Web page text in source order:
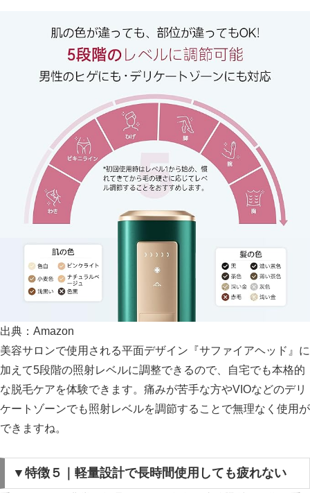
出典：Amazon
美容サロンで使用される平面デザイン『サファイアヘッド』に
加えて5段階の照射レベルに調整できるので、自宅でも本格的
な脱毛ケアを体験できます。 痛みが苦手な方やVIOなどのデリ
ケートゾーンでも照射レベルを調節することで無理なく使用が
できますね。
▼特徴５｜軽量設計で長時間使用しても疲れない